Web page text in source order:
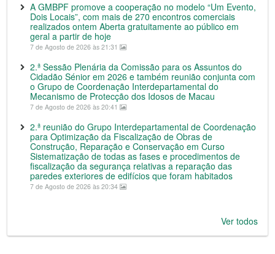
A GMBPF promove a cooperação no modelo “Um Evento,
Dois Locais”, com mais de 270 encontros comerciais
realizados ontem Aberta gratuitamente ao público em
geral a partir de hoje
7 de Agosto de 2026 às 21:31
2.ª Sessão Plenária da Comissão para os Assuntos do
Cidadão Sénior em 2026 e também reunião conjunta com
o Grupo de Coordenação Interdepartamental do
Mecanismo de Protecção dos Idosos de Macau
7 de Agosto de 2026 às 20:41
2.ª reunião do Grupo Interdepartamental de Coordenação
para Optimização da Fiscalização de Obras de
Construção, Reparação e Conservação em Curso
Sistematização de todas as fases e procedimentos de
fiscalização da segurança relativas a reparação das
paredes exteriores de edifícios que foram habitados
7 de Agosto de 2026 às 20:34
Ver todos